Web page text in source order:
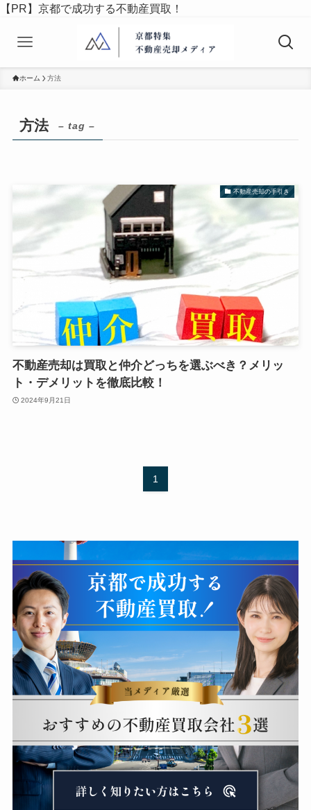
【PR】京都で成功する不動産買取！
ホーム 方法
方法 – tag –
不動産売却の手引き
不動産売却は買取と仲介どっちを選ぶべき？メリッ
ト・デメリットを徹底比較！
2024年9月21日
1